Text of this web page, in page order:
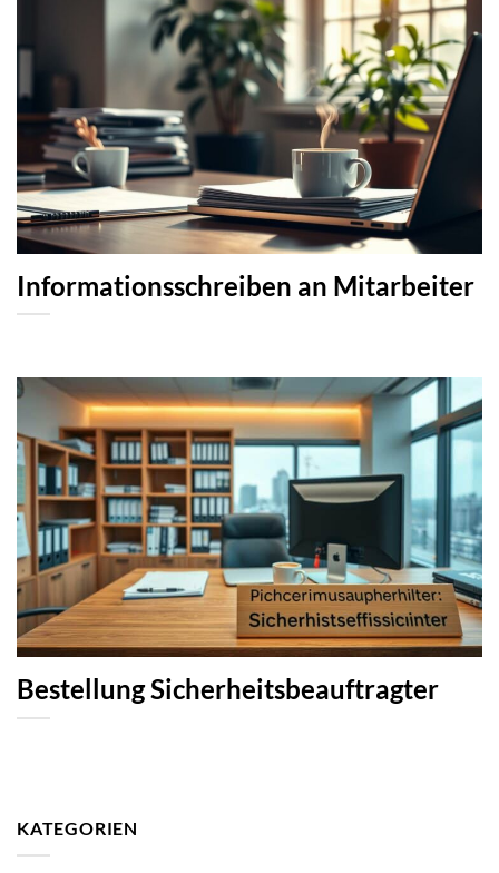
Informationsschreiben an Mitarbeiter
Bestellung Sicherheitsbeauftragter
KATEGORIEN